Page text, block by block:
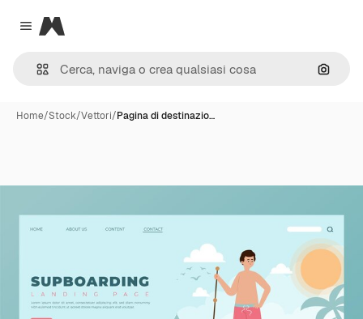
Close menu
Magnific
Cerca
Home/Stock/Vettori/Pagina di destinazio…